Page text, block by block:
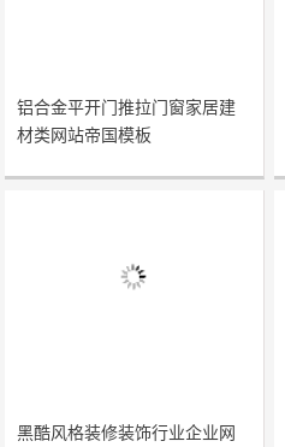
铝合金平开门推拉门窗家居建
材类网站帝国模板
黑酷风格装修装饰行业企业网